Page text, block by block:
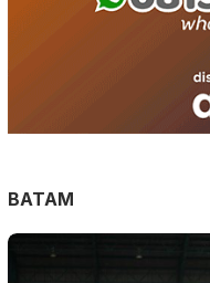
BATAM